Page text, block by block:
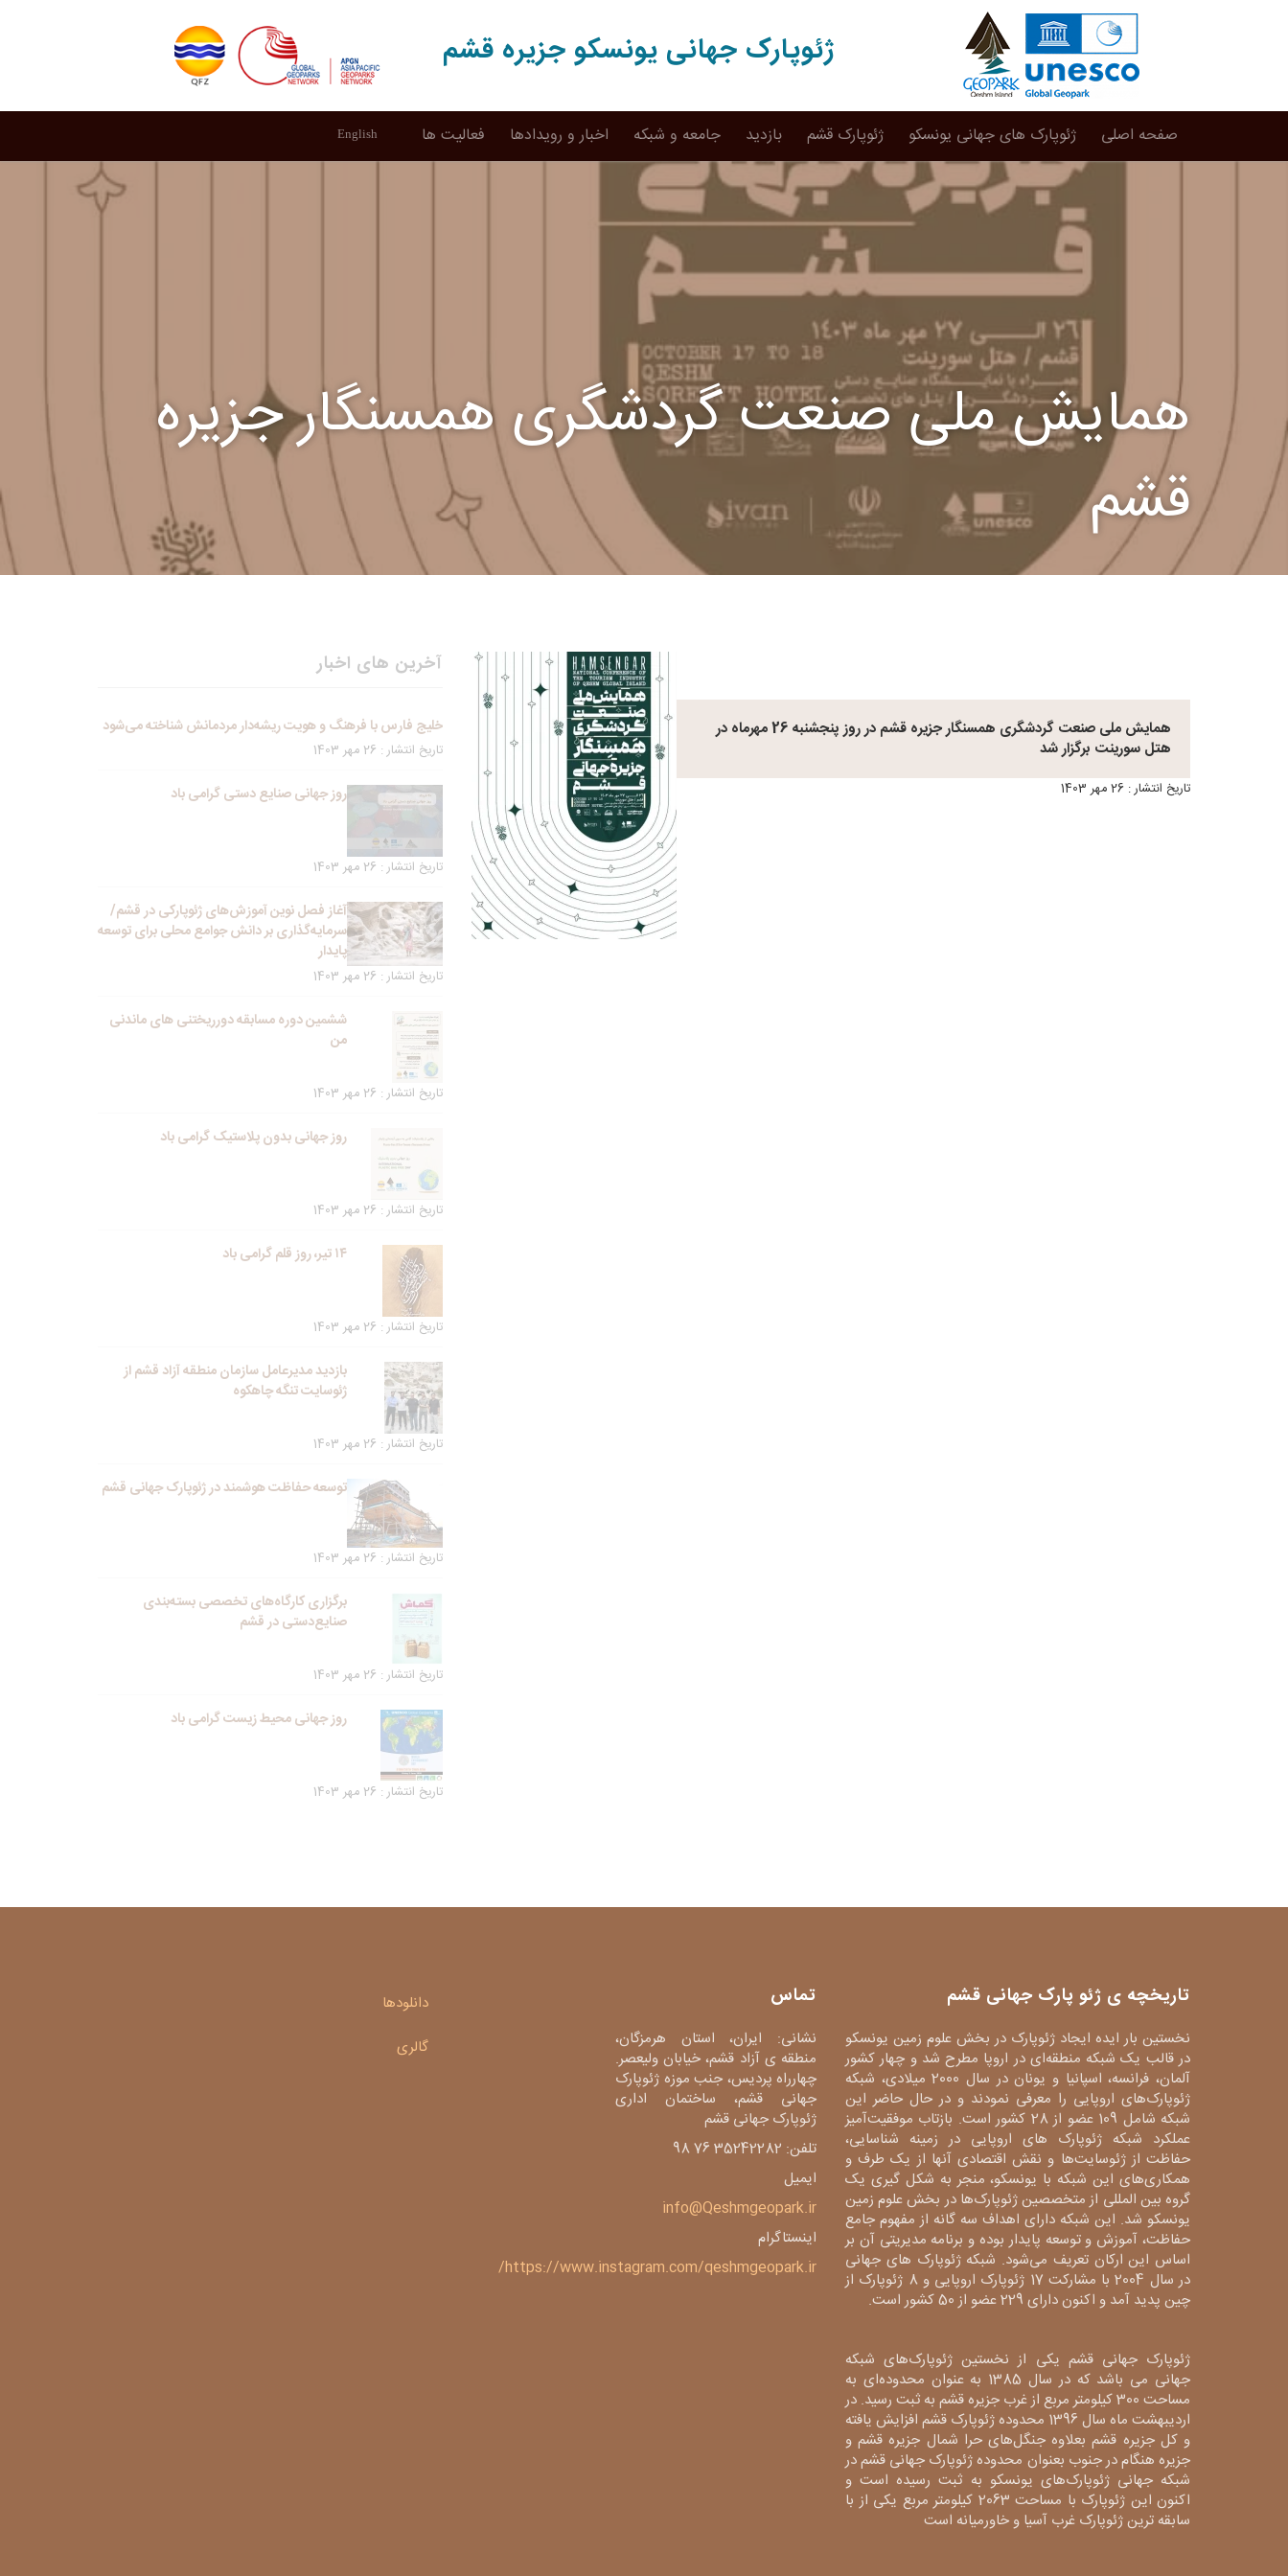
ژئوپارک جهانی یونسکو جزیره قشم
صفحه اصلی ژئوپارک های جهانی یونسکو ژئوپارک قشم بازدید جامعه و شبکه اخبار و رویدادها فعالیت ها English
همایش ملی صنعت گردشگری همسنگار جزیره
قشم
همایش ملی صنعت گردشگری همسنگار جزیره قشم در روز پنجشنبه 26 مهرماه در
هتل سورینت برگزار شد
تاریخ انتشار : 26 مهر 1403
آخرین های اخبار
خلیج فارس با فرهنگ و هویت ریشه‌دار مردمانش شناخته می‌شود
تاریخ انتشار : 26 مهر 1403
روز جهانی صنایع دستی گرامی باد
تاریخ انتشار : 26 مهر 1403
آغاز فصل نوین آموزش‌های ژئوپارکی در قشم/
سرمایه‌گذاری بر دانش جوامع محلی برای توسعه
پایدار
تاریخ انتشار : 26 مهر 1403
ششمین دوره مسابقه دورریختنی های ماندنی
من
تاریخ انتشار : 26 مهر 1403
روز جهانی بدون پلاستیک گرامی باد
تاریخ انتشار : 26 مهر 1403
۱۴ تیر، روز قلم گرامی باد
تاریخ انتشار : 26 مهر 1403
بازدید مدیرعامل سازمان منطقه آزاد قشم از
ژئوسایت تنگه چاهکوه
تاریخ انتشار : 26 مهر 1403
توسعه حفاظت هوشمند در ژئوپارک جهانی قشم
تاریخ انتشار : 26 مهر 1403
برگزاری کارگاه‌های تخصصی بسته‌بندی
صنایع‌دستی در قشم
تاریخ انتشار : 26 مهر 1403
روز جهانی محیط زیست گرامی باد
تاریخ انتشار : 26 مهر 1403
تاریخچه ی ژئو پارک جهانی قشم
نخستین بار ایده ایجاد ژئوپارک در بخش علوم زمین یونسکو
در قالب یک شبکه منطقه‌ای در اروپا مطرح شد و چهار کشور
آلمان، فرانسه، اسپانیا و یونان در سال 2000 میلادی، شبکه
ژئوپارک‌های اروپایی را معرفی نمودند و در حال حاضر این
شبکه شامل 109 عضو از 28 کشور است. بازتاب موفقیت‌آمیز
عملکرد شبکه ژئوپارک های اروپایی در زمینه شناسایی،
حفاظت از ژئوسایت‌ها و نقش اقتصادی آنها از یک طرف و
همکاری‌های این شبکه با یونسکو، منجر به شکل گیری یک
گروه بین المللی از متخصصین ژئوپارک‌ها در بخش علوم زمین
یونسکو شد. این شبکه دارای اهداف سه گانه از مفهوم جامع
حفاظت، آموزش و توسعه پایدار بوده و برنامه مدیریتی آن بر
اساس این ارکان تعریف می‌شود. شبکه ژئوپارک های جهانی
در سال 2004 با مشارکت 17 ژئوپارک اروپایی و 8 ژئوپارک از
چین پدید آمد و اکنون دارای 229 عضو از 50 کشور است.
ژئوپارک جهانی قشم یکی از نخستین ژئوپارک‌های شبکه
جهانی می باشد که در سال 1385 به عنوان محدوده‌ای به
مساحت 300 کیلومتر مربع از غرب جزیره قشم به ثبت رسید. در
اردیبهشت ماه سال 1396 محدوده ژئوپارک قشم افزایش یافته
و کل جزیره قشم بعلاوه جنگل‌های حرا شمال جزیره قشم و
جزیره هنگام در جنوب بعنوان محدوده ژئوپارک جهانی قشم در
شبکه جهانی ژئوپارک‌های یونسکو به ثبت رسیده است و
اکنون این ژئوپارک با مساحت 2063 کیلومتر مربع یکی از با
سابقه ترین ژئوپارک غرب آسیا و خاورمیانه است
تماس
نشانی: ایران، استان هرمزگان،
منطقه ی آزاد قشم، خیابان ولیعصر.
چهارراه پردیس، جنب موزه ژئوپارک
جهانی قشم، ساختمان اداری
ژئوپارک جهانی قشم
تلفن: 35242282 76 98
ایمیل
info@Qeshmgeopark.ir
اینستاگرام
https://www.instagram.com/qeshmgeopark.ir/
دانلودها
گالری